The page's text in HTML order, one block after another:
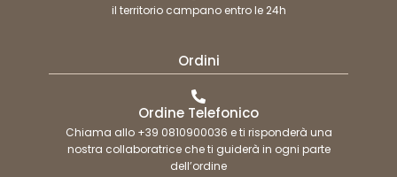
il territorio campano entro le 24h
Ordini
Ordine Telefonico
Chiama allo +39 0810900036 e ti risponderà una
nostra collaboratrice che ti guiderà in ogni parte
dell’ordine